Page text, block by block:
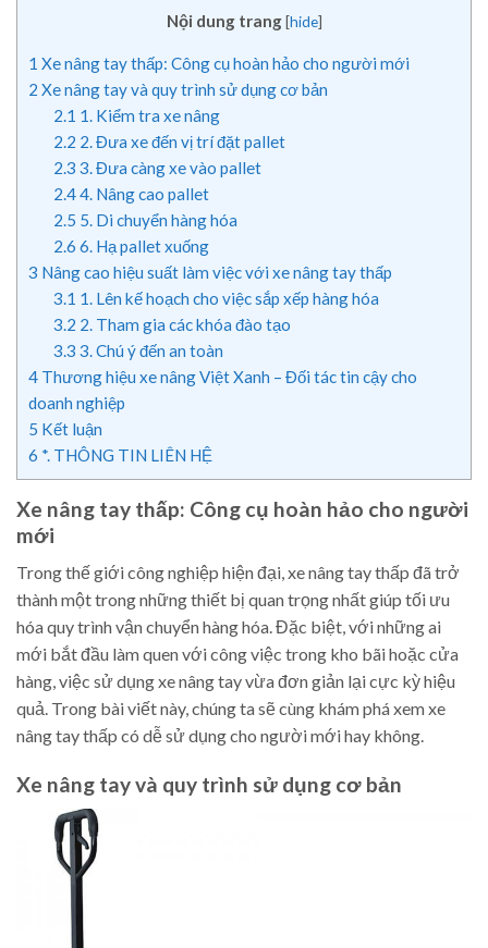
Nội dung trang [hide]
1 Xe nâng tay thấp: Công cụ hoàn hảo cho người mới
2 Xe nâng tay và quy trình sử dụng cơ bản
2.1 1. Kiểm tra xe nâng
2.2 2. Đưa xe đến vị trí đặt pallet
2.3 3. Đưa càng xe vào pallet
2.44. Nâng cao pallet
2.5 5. Di chuyển hàng hóa
2.6 6. Hạ pallet xuống
3 Nâng cao hiệu suất làm việc với xe nâng tay thấp
3.1 1. Lên kế hoạch cho việc sắp xếp hàng hóa
3.2 2. Tham gia các khóa đào tạo
3.3 3. Chú ý đến an toàn
4 Thương hiệu xe nâng Việt Xanh – Đối tác tin cậy cho
doanh nghiệp
5 Kết luận
6 *. THÔNG TIN LIÊN HỆ
Xe nâng tay thấp: Công cụ hoàn hảo cho người
mới
Trong thế giới công nghiệp hiện đại, xe nâng tay thấp đã trở
thành một trong những thiết bị quan trọng nhất giúp tối ưu
hóa quy trình vận chuyển hàng hóa. Đặc biệt, với những ai
mới bắt đầu làm quen với công việc trong kho bãi hoặc cửa
hàng, việc sử dụng xe nâng tay vừa đơn giản lại cực kỳ hiệu
quả. Trong bài viết này, chúng ta sẽ cùng khám phá xem xe
nâng tay thấp có dễ sử dụng cho người mới hay không.
Xe nâng tay và quy trình sử dụng cơ bản